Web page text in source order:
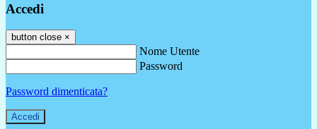
Accedi
button close ×
Nome Utente
Password
Password dimenticata?